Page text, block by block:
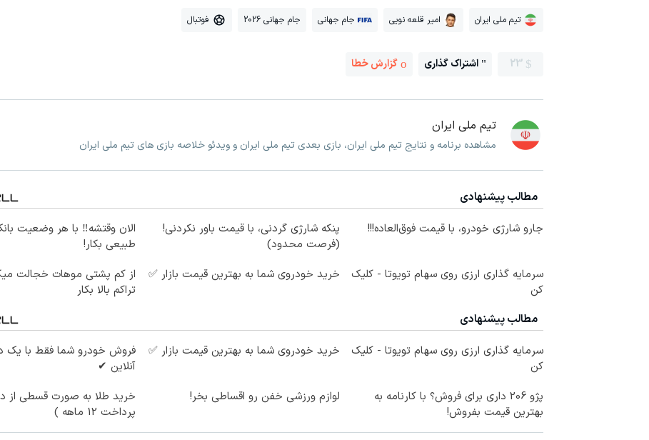
تیم ملی ایران امیر قلعه نویی جام جهانی جام جهانی 2026 فوتبال
23 اشتراک گذاری گزارش خطا
تیم ملی ایران
مشاهده برنامه و نتایج تیم ملی ایران، بازی بعدی تیم ملی ایران و ویدئو خلاصه بازی های تیم ملی ایران
مطالب پیشنهادی
جارو شارژی خودرو، با قیمت فوق‌العاده!!!
پنکه شارژی گردنی، با قیمت باور نکردنی!
(فرصت محدود)
الان وقتشه‼️ با هر وضعیت
طبیعی بکار!
سرمایه گذاری ارزی روی سهام تویوتا - کلیک
کن
خرید خودروی شما به بهترین قیمت بازار ✅
از کم پشتی موهات خجالت
تراکم بالا بکار
مطالب پیشنهادی
سرمایه گذاری ارزی روی سهام تویوتا - کلیک
کن
خرید خودروی شما به بهترین قیمت بازار ✅
فروش خودرو شما فقط با یک
آنلاین ✔
پژو 206 داری برای فروش؟ با کارنامه به
بهترین قیمت بفروش!
لوازم ورزشی خفن رو اقساطی بخر!
خرید طلا به صورت قسطی از
پرداخت 12 ماهه )